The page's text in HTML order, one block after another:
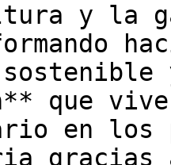
y la
que
en los
gracias